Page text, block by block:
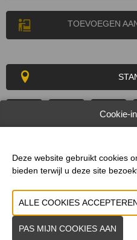
TOEVOEGEN
PRODUCTGROEP
MERK
Cookie-
Deze website gebruikt cookies
bieden terwijl u deze site